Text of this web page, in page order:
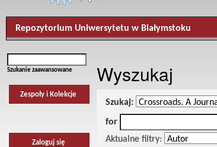
Repozytorium Uniwersytetu w Białymstoku
Szukanie zaawansowane
Zespoły i Kolekcje
Zaloguj się
Wyszukaj
Szukaj:
for
Aktualne filtry: